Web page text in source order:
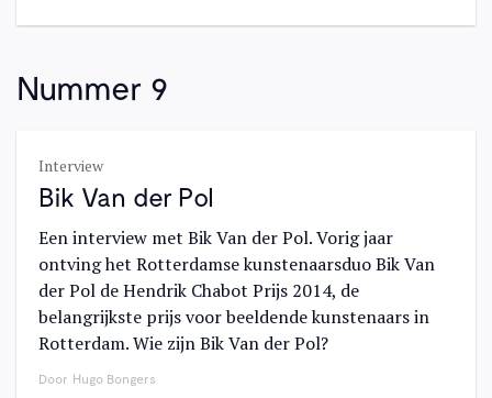
Nummer 9
Interview
Bik Van der Pol
Een interview met Bik Van der Pol. Vorig jaar
ontving het Rotterdamse kunstenaarsduo Bik Van
der Pol de Hendrik Chabot Prijs 2014, de
belangrijkste prijs voor beeldende kunstenaars in
Rotterdam. Wie zijn Bik Van der Pol?
Door Hugo Bongers